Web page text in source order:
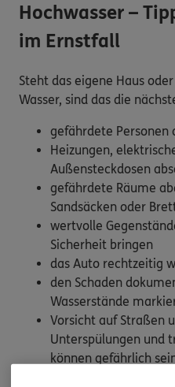
Hochwasser –
im Ernstfall
Steht das eigene Haus
Wasser, sind das die
gefährdete Personen
Heizungen,
Außensteckdosen
gefährdete Räume
Sandsäcken oder
wertvolle
Sicherheit bringen
das Auto rechtzeitig
den Schaden
Wasserstände
Vorsicht auf Straßen
Unterspülungen und
können gefährlich